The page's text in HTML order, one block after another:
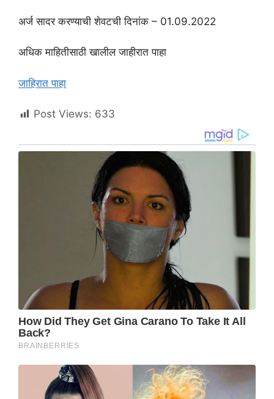
अर्ज सादर करण्याची शेवटची दिनांक – 01.09.2022
अधिक माहितीसाठी खालील जाहीरात पाहा
जाहिरात पाहा
Post Views: 633